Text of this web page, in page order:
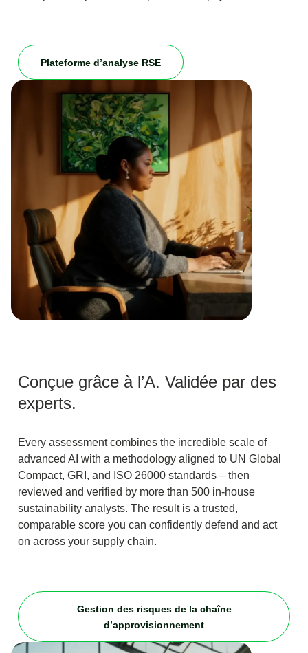
Plateforme d’analyse RSE
Conçue grâce à l’A. Validée par des
experts.
Every assessment combines the incredible scale of
advanced AI with a methodology aligned to UN Global
Compact, GRI, and ISO 26000 standards – then
reviewed and verified by more than 500 in-house
sustainability analysts. The result is a trusted,
comparable score you can confidently defend and act
on across your supply chain.
Gestion des risques de la chaîne
d’approvisionnement